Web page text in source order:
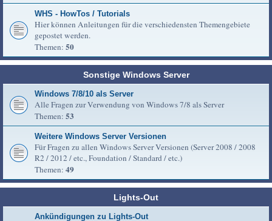
WHS - HowTos / Tutorials
Hier können Anleitungen für die verschiedensten Themengebiete
gepostet werden.
Themen: 50
Sonstige Windows Server
Windows 7/8/10 als Server
Alle Fragen zur Verwendung von Windows 7/8 als Server
Themen: 53
Weitere Windows Server Versionen
Für Fragen zu allen Windows Server Versionen (Server 2008 / 2008
R2 / 2012 / etc., Foundation / Standard / etc.)
Themen: 49
Lights-Out
Ankündigungen zu Lights-Out